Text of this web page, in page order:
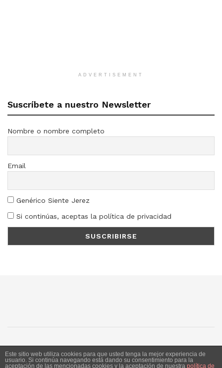
ADVERTISEMENT
Suscríbete a nuestro Newsletter
Nombre o nombre completo
Email
Genérico Siente Jerez
Si continúas, aceptas la política de privacidad
Este sitio web utiliza cookies para que usted tenga la mejor experiencia de
usuario. Si continúa navegando está dando su consentimiento para la
aceptación de las mencionadas cookies y la aceptación de nuestra política de